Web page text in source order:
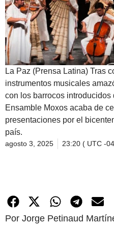
La Paz (Prensa Latina) Tras
instrumentos musicales
con los barrocos introducidos
Ensamble Moxos acaba de
presentaciones por el
país.
agosto 3, 2025 23:20 ( UTC -
Por Jorge Petinaud